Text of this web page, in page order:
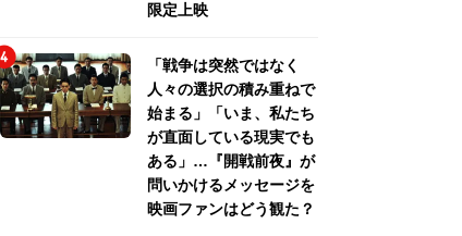
限定上映
「戦争は突然ではなく
人々の選択の積み重ねで
始まる」「いま、私たち
が直面している現実でも
ある」…『開戦前夜』が
問いかけるメッセージを
映画ファンはどう観た？